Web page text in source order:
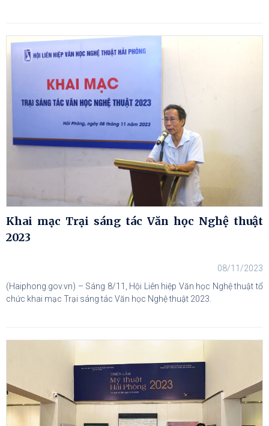
Khai mạc Trại sáng tác Văn học Nghệ thuật
2023
08/11/2023
(Haiphong.gov.vn) – Sáng 8/11, Hội Liên hiệp Văn học Nghệ thuật tổ
chức khai mạc Trại sáng tác Văn học Nghệ thuật 2023.